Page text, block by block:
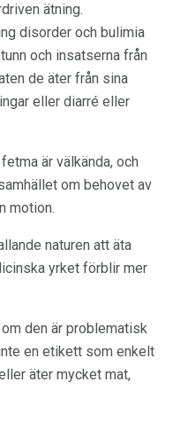
ätning.
disorder och bulimia
och insatserna från
de äter från sina
eller diarré eller
är välkända, och
om behovet av
motion.
naturen att äta
yrket förblir mer
den är problematisk
en etikett som enkelt
äter mycket mat,